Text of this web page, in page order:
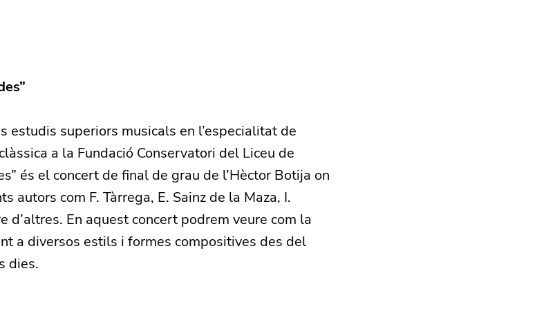
estudis superiors musicals en l’especialitat de
a la Fundació Conservatori del Liceu de
és el concert de final de grau de l’Hèctor Botija on
autors com F. Tàrrega, E. Sainz de la Maza, I.
d’altres. En aquest concert podrem veure com la
a diversos estils i formes compositives des del
dies.